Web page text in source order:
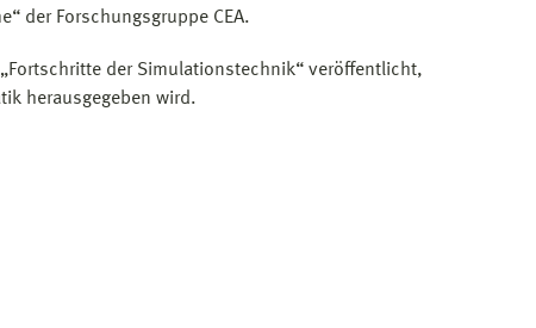
der Forschungsgruppe CEA.
der Simulationstechnik“ veröffentlicht,
herausgegeben wird.